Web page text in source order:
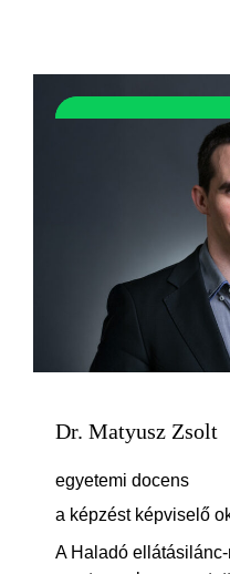
Dr. Matyusz Zsolt
egyetemi docens
a képzést képviselő
A Haladó